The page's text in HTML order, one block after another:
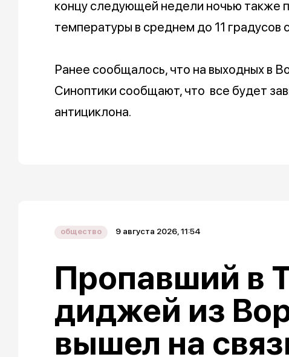
концу следующей недели ночью также
температуры в среднем до 11
Ранее сообщалось, что на выходных в
Синоптики сообщают, что все будет
антициклона.
общество 9 августа 2026, 11:54
Пропавший в
диджей из
вышел на